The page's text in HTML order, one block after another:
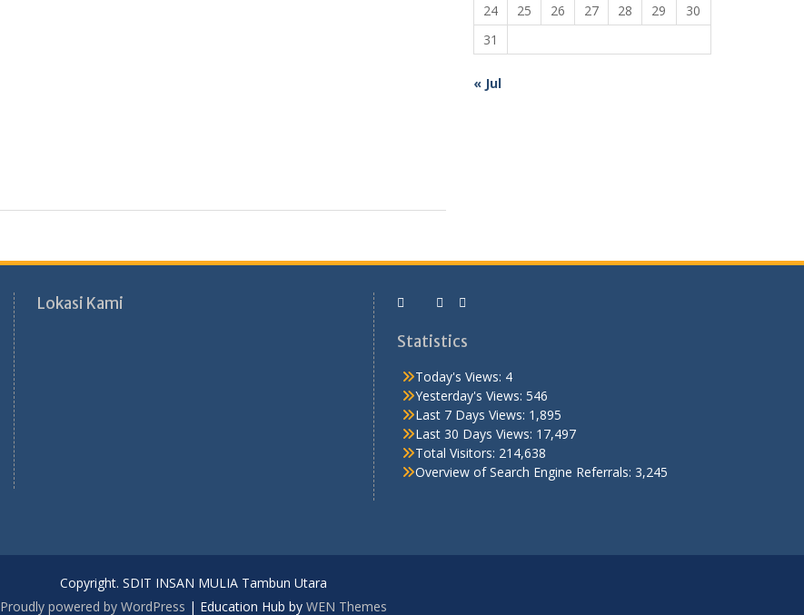
24
25 26 27 28 29
30
31
« Jul
Lokasi Kami
Statistics
Today's Views: 4
Yesterday's Views:546
Last 7 Days Views: 1,895
Last 30 Days Views: 17,497
Total Visitors: 214,638
Overview of Search Engine Referrals: 3,245
Copyright. SDIT INSAN MULIA Tambun Utara
Proudly powered by WordPress | Education Hub by WEN Themes